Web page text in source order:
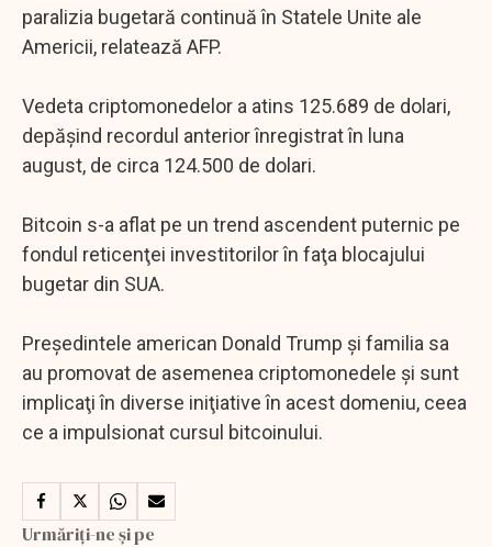
paralizia bugetară continuă în Statele Unite ale
Americii, relatează AFP.
Vedeta criptomonedelor a atins 125.689 de dolari,
depăşind recordul anterior înregistrat în luna
august, de circa 124.500 de dolari.
Bitcoin s-a aflat pe un trend ascendent puternic pe
fondul reticenţei investitorilor în faţa blocajului
bugetar din SUA.
Preşedintele american Donald Trump şi familia sa
au promovat de asemenea criptomonedele şi sunt
implicaţi în diverse iniţiative în acest domeniu, ceea
ce a impulsionat cursul bitcoinului.
Urmăriți-ne și pe